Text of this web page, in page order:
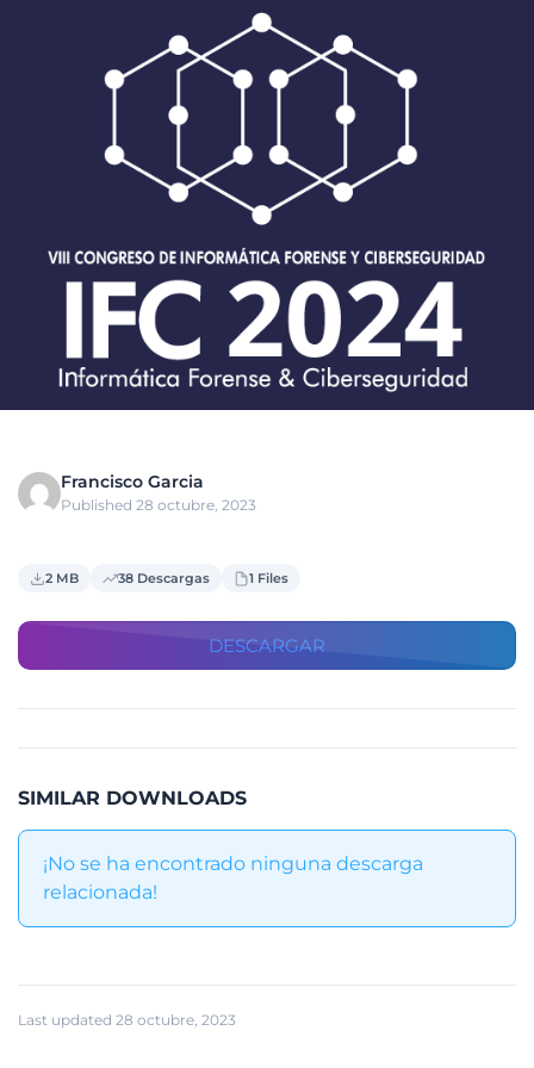
Francisco Garcia
Published 28 octubre, 2023
2 MB 38 Descargas 1 Files
DESCARGAR
SIMILAR DOWNLOADS
¡No se ha encontrado ninguna descarga
relacionada!
Last updated 28 octubre, 2023